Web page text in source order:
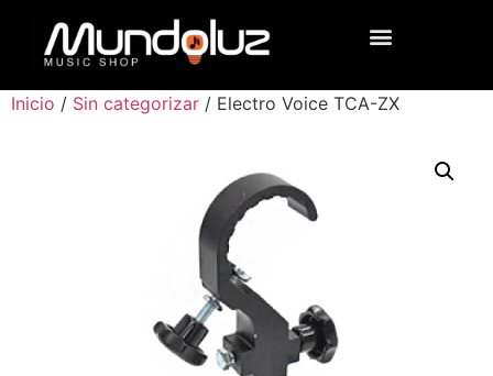
Inicio / Sin categorizar / Electro Voice TCA-ZX